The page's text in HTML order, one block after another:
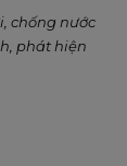
chống nước
phát hiện